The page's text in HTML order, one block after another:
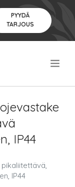
PYYDÄ
TARJOUS
IP44
pikaliitettävä,
IP44